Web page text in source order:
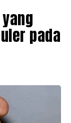
pada